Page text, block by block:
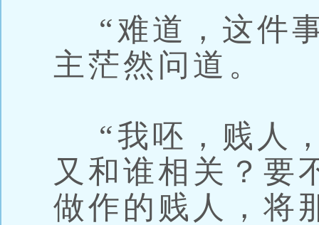
“难道，这件
主茫然问道。
“我呸，贱人
又和谁相关？要
做作的贱人，将